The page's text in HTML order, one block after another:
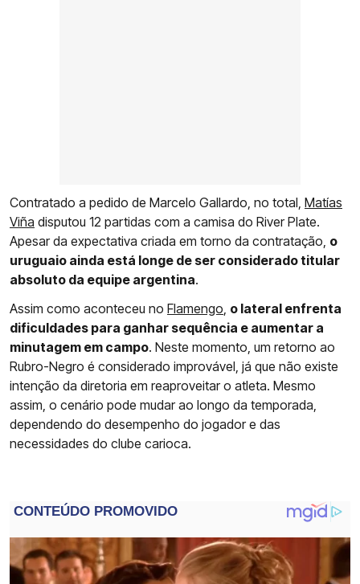
Contratado a pedido de Marcelo Gallardo, no total, Matías
Viña disputou 12 partidas com a camisa do River Plate.
Apesar da expectativa criada em torno da contratação, o
uruguaio ainda está longe de ser considerado titular
absoluto da equipe argentina.
Assim como aconteceu no Flamengo, o lateral enfrenta
dificuldades para ganhar sequência e aumentar a
minutagem em campo. Neste momento, um retorno ao
Rubro-Negro é considerado improvável, já que não existe
intenção da diretoria em reaproveitar o atleta. Mesmo
assim, o cenário pode mudar ao longo da temporada,
dependendo do desempenho do jogador e das
necessidades do clube carioca.